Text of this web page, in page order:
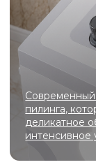
Самые
Эффективные
для